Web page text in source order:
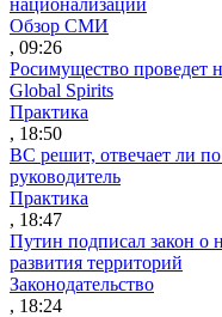
Обзор СМИ
, 09:26
Росимущество проведет
Global Spirits
Практика
, 18:50
ВС решит, отвечает ли
руководитель
Практика
, 18:47
Путин подписал закон о
развития территорий
Законодательство
, 18:24